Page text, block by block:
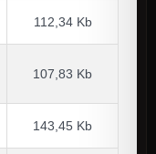
112,34 Kb
107,83 Kb
143,45 Kb